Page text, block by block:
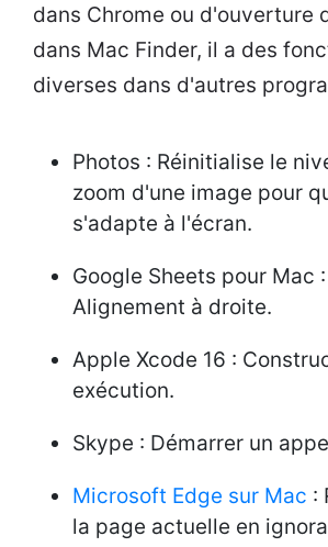
dans Chrome ou d'ouverture
dans Mac Finder, il a des
diverses dans d'autres
Photos : Réinitialise le
zoom d'une image pour
s'adapte à l'écran.
Google Sheets pour Mac :
Alignement à droite.
Apple Xcode 16 :
exécution.
Skype : Démarrer un
Microsoft Edge sur Mac :
la page actuelle en